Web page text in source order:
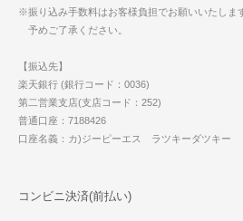
※振り込み手数料はお客様負担でお願いいたしま
予めご了承ください。
【振込先】
楽天銀行 (銀行コード：0036)
第二営業支店(支店コード：252)
普通口座：7188426
口座名義：カ)ジーピーエス ラツキーダツキー
コンビニ決済(前払い)